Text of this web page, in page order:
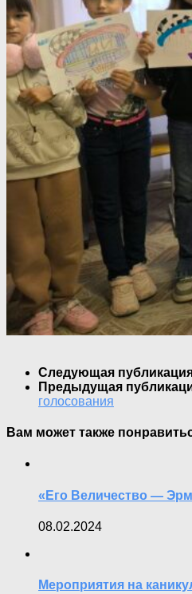
Следующая
Предыдущая
голосования
Вам может также
«Его Величество —
08.02.2024
Мероприятия на